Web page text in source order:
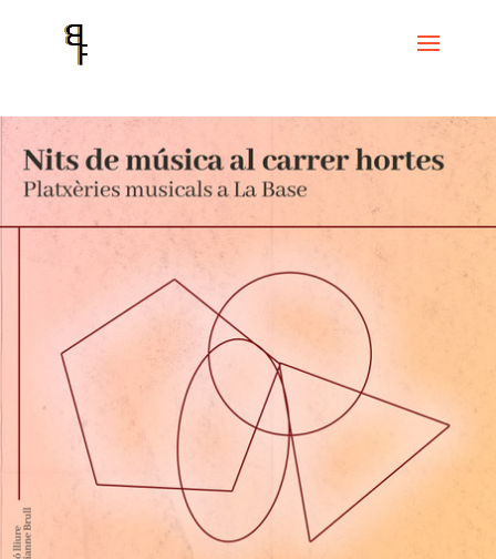
Nits de música al carrer hortes –
Plaxtèries musicals a La Base